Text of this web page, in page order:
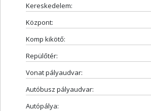
Kereskedelem:
Központ:
Komp kikötő:
Repülőtér:
Vonat pályaudvar:
Autóbusz pályaudvar:
Autópálya: